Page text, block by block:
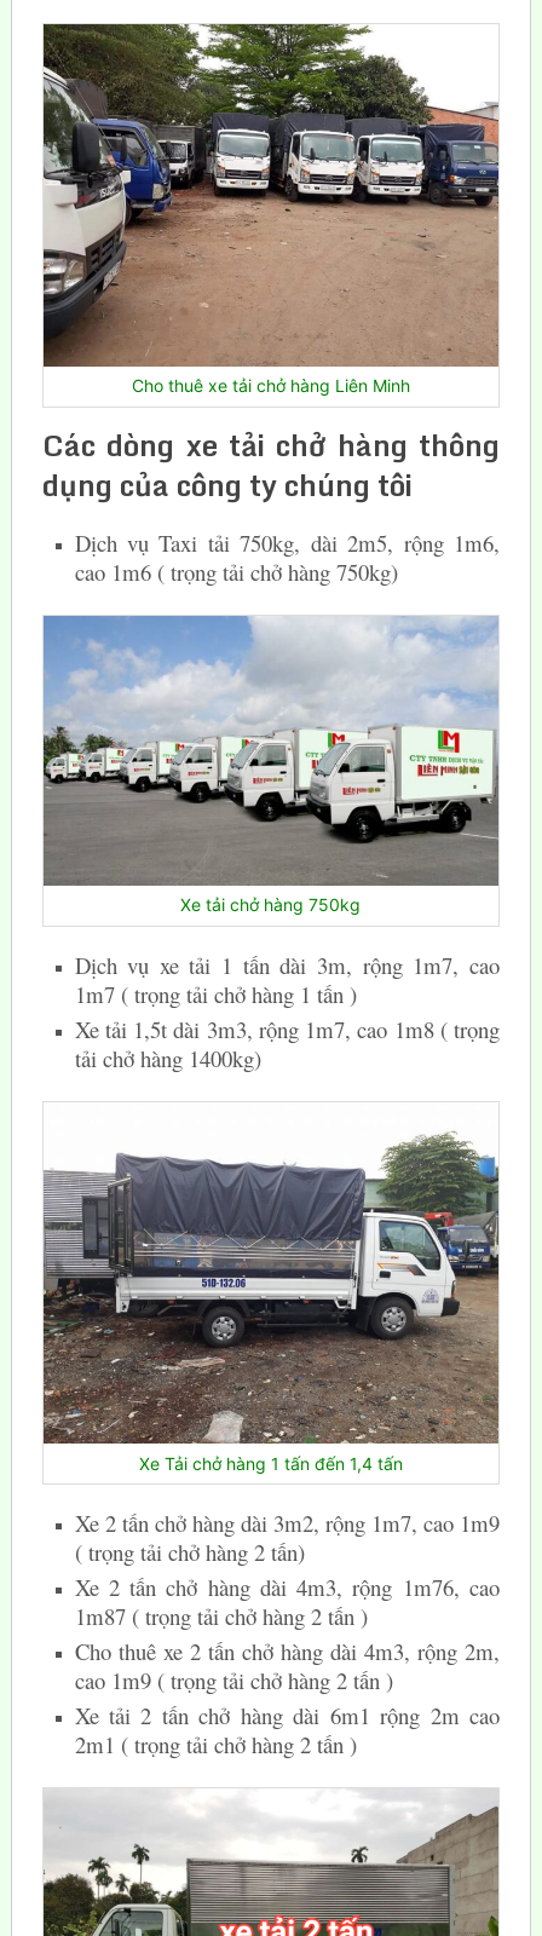
Cho thuê xe tải chở hàng Liên Minh
Các dòng xe tải chở hàng thông
dụng của công ty chúng tôi
Dịch vụ Taxi tải 750kg, dài 2m5, rộng 1m6,
cao 1m6 ( trọng tải chở hàng 750kg)
Xe tải chở hàng 750kg
Dịch vụ xe tải 1 tấn dài 3m, rộng 1m7, cao
1m7 ( trọng tải chở hàng 1 tấn )
Xe tải 1,5t dài 3m3, rộng 1m7, cao 1m8 ( trọng
tải chở hàng 1400kg)
Xe Tải chở hàng 1 tấn đến 1,4 tấn
Xe 2 tấn chở hàng dài 3m2, rộng 1m7, cao 1m9
( trọng tải chở hàng 2 tấn)
Xe 2 tấn chở hàng dài 4m3, rộng 1m76, cao
1m87 ( trọng tải chở hàng 2 tấn )
Cho thuê xe 2 tấn chở hàng dài 4m3, rộng 2m,
cao 1m9 ( trọng tải chở hàng 2 tấn )
Xe tải 2 tấn chở hàng dài 6m1 rộng 2m cao
2m1 ( trọng tải chở hàng 2 tấn )